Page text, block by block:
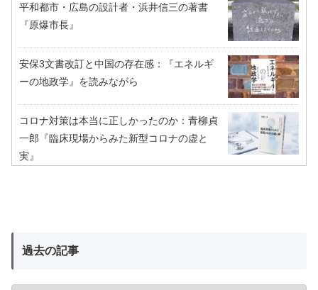
平和都市・広島の設計者・浜井信三の著書
『原爆市長』
安保3文書改訂と中国の存在感：『エネルギ
ーの地政学』を読みながら
コロナ対策は本当に正しかったのか：青柳貞
一郎『臨床現場からみた新型コロナの虚と
実』
過去の記事